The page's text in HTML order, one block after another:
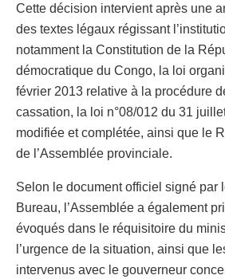
Cette décision intervient après une
des textes légaux régissant
notamment la Constitution de la
démocratique du Congo, la loi
février 2013 relative à la procédure
cassation, la loi n°08/012 du 31
modifiée et complétée, ainsi que le
de l’Assemblée provinciale.
Selon le document officiel signé par
Bureau, l’Assemblée a également
évoqués dans le réquisitoire du
l’urgence de la situation, ainsi que
intervenus avec le gouverneur